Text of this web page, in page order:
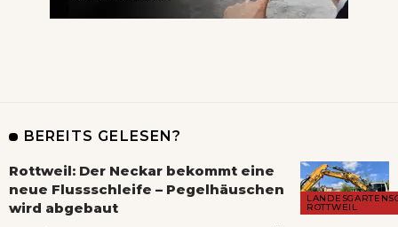
BEREITS GELESEN?
ROTTWEIL
Rottweil: Der Neckar bekommt eine
neue Flussschleife – Pegelhäuschen
wird abgebaut